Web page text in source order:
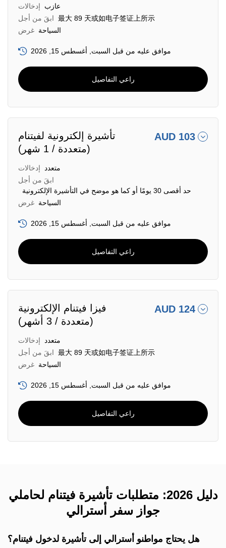
إدخالات
عازب
ابقَ من أجل 最大 89 天或如电子签证上所示
غرض السياحة
موافق عليه من قبل السبت, أغسطس 15, 2026
راعي التفاصيل
تأشيرة إلكترونية لفيتنام
(متعددة / 1 شهر)
AUD 103
إدخالات
متعدد
ابقَ من أجل
حد أقصى 30 يومًا أو كما هو موضح في التأشيرة الإلكترونية
غرض السياحة
موافق عليه من قبل السبت, أغسطس 15, 2026
راعي التفاصيل
فيزا فيتنام الإلكترونية
(متعددة / 3 أشهر)
AUD 124
إدخالات
متعدد
ابقَ من أجل 最大 89 天或如电子签证上所示
غرض السياحة
موافق عليه من قبل السبت, أغسطس 15, 2026
راعي التفاصيل
دليل 2026: متطلبات تأشيرة فيتنام لحاملي
جواز سفر أسترالي
هل يحتاج مواطنو أسترالي إلى تأشيرة لدخول فيتنام؟